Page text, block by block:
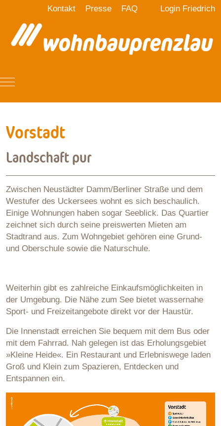
Kontakt Presse FAQ Login Friedrich
Mobile Menu Toggle
Vorstadt
Landschaft pur
Zwischen Neustädter Damm/Berliner Straße und dem
Westufer des Uckersees wohnt es sich beschaulich.
Einige Wohnungen haben sogar Seeblick. Das Quartier
zeichnet sich durch seine preiswerten Mieten am
Stadtrand aus. Zum Wohngebiet gehören eine Grund-
und Oberschule sowie die Naturschule.
Weiterhin gibt es zahlreiche Einkaufsmöglichkeiten in
der Umgebung. Die Nähe zum See bietet wassernahe
Sport- und Freizeitangebote direkt vor der Haustür.
Die Innenstadt erreichen Sie bequem mit dem Bus oder
mit dem Fahrrad. Nah gelegen ist das Erholungsgebiet
»Kleine Heide«. Ein Restaurant und Erlebniswege laden
Groß und Klein zum Spazieren, Entdecken und
Entspannen ein.